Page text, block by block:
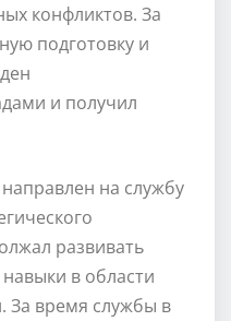
конфликтов. За
подготовку и
и получил
на службу
развивать
в области
За время службы в